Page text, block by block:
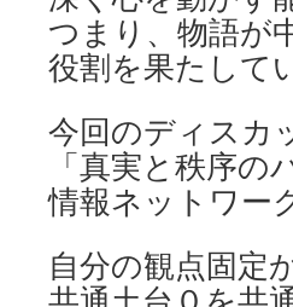
つまり、物語が
役割を果たして
今回のディスカ
「真実と秩序の
情報ネットワー
自分の観点固定